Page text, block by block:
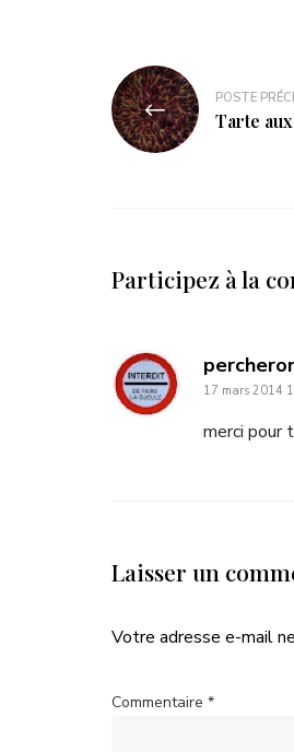
POSTE
Tarte
Participez à la
17 mars 2014
merci pour
Laisser un
Votre adresse e-mail
Commentaire *